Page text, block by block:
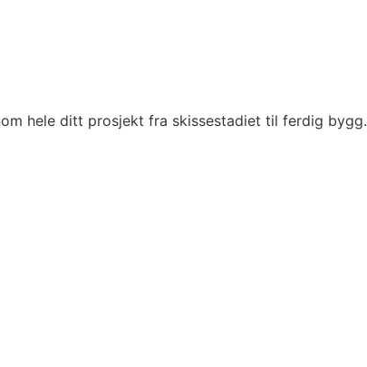
hele ditt prosjekt fra skissestadiet til ferdig bygg.